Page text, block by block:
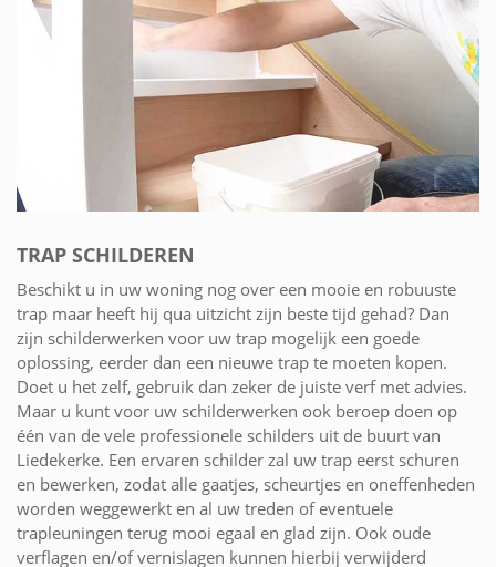
TRAP SCHILDEREN
Beschikt u in uw woning nog over een mooie en robuuste
trap maar heeft hij qua uitzicht zijn beste tijd gehad? Dan
zijn schilderwerken voor uw trap mogelijk een goede
oplossing, eerder dan een nieuwe trap te moeten kopen.
Doet u het zelf, gebruik dan zeker de juiste verf met advies.
Maar u kunt voor uw schilderwerken ook beroep doen op
één van de vele professionele schilders uit de buurt van
Liedekerke. Een ervaren schilder zal uw trap eerst schuren
en bewerken, zodat alle gaatjes, scheurtjes en oneffenheden
worden weggewerkt en al uw treden of eventuele
trapleuningen terug mooi egaal en glad zijn. Ook oude
verflagen en/of vernislagen kunnen hierbij verwijderd